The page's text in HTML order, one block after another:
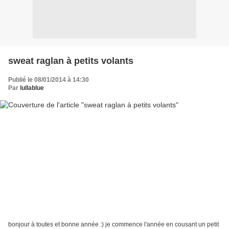
sweat raglan à petits volants
Publié le 08/01/2014 à 14:30
Par lullablue
bonjour à toutes et bonne année :) je commence l'année en cousant un petit